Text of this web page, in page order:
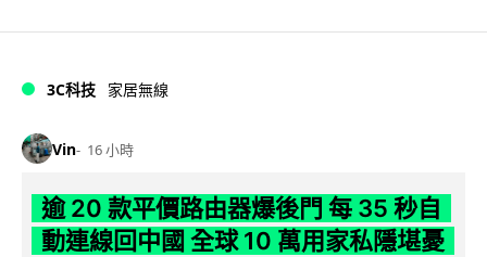
3C科技 家居無線
Vin 16 小時
逾 20 款平價路由器爆後門 每 35 秒自
動連線回中國 全球 10 萬用家私隱堪憂